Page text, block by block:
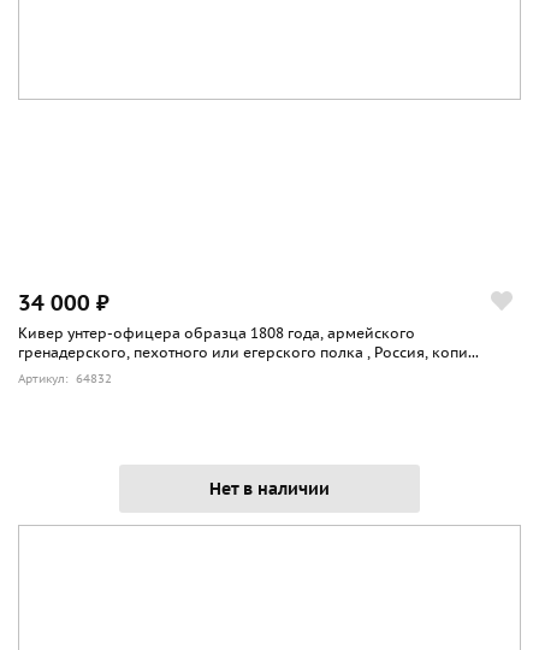
34 000 ₽
Кивер унтер-офицера образца 1808 года, армейского
гренадерского, пехотного или егерского полка , Россия, копи...
Артикул: 64832
Нет в наличии